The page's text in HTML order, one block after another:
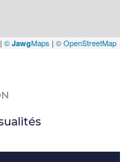
| © JawgMaps | © OpenStreetMap